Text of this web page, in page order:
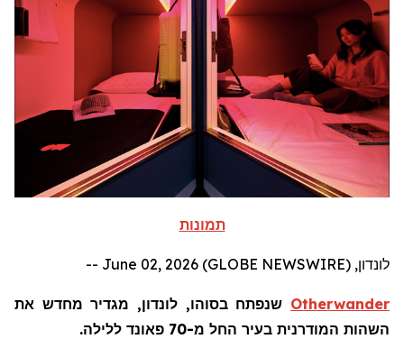
תמונות
לונדון, June 02, 2026 (GLOBE NEWSWIRE) --
Otherwander שנפתח בסוהו, לונדון, מגדיר מחדש את
השהות המודרנית בעיר החל מ-70 פאונד ללילה.